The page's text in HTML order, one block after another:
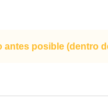
posible (dentro